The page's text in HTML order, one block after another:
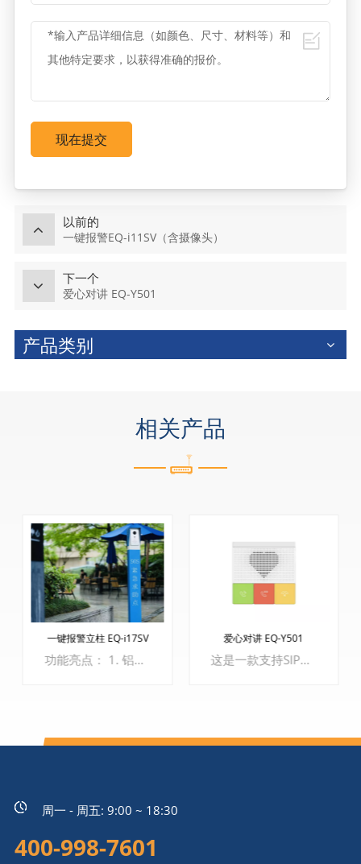
现在提交
以前的
一键报警EQ-i11SV（含摄像头）
下一个
爱心对讲 EQ-Y501
产品类别
相关产品
一键报警立柱 EQ-i17SV
功能亮点： 1. 铝制面板，IP65 防护等级 2. 内置百万高清摄像头，可清晰识别呼叫人员面部特征 3. 支持一键呼叫，对指定终端进行一键报警 4. 内置3W扬声器和对讲咪头，可实现全双工对讲 5. 支持SIP协议，可直接接入IP通讯系统 6. AI智能语音识别，有效识别关键词并自动报警，避免校园霸凌发生 7. 支持2路开关量报警输入及2路开关量报警输出、1路TTL可远程控制门禁、灯光等外设
爱心对讲 EQ-Y501
这是一款支持SIP协议的爱心对讲，外观小巧，功能强大，集对讲和广播于一体，用于养老院、居家养老等场景。 功能亮点 1、高清语音，支持宽带音频解码G.722和Opus 2、内置双频2.4G/5G Wi-Fi （选配） 3、支持无线按钮（特定配件，通过433MHz无线传输） 4、防护等级IP54 5、可拆卸功能按键，支持PoE供电 6、自带1路短路输出，1路短路输入接口 7、支持标准86盒嵌入式安装，或壁挂安装方式
周一 - 周五: 9:00 ~ 18:30
400-998-7601